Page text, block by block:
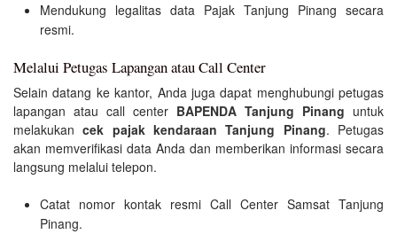
Mendukung legalitas data Pajak Tanjung Pinang secara
resmi.
Melalui Petugas Lapangan atau Call Center
Selain datang ke kantor, Anda juga dapat menghubungi petugas
lapangan atau call center BAPENDA Tanjung Pinang untuk
melakukancek pajak kendaraan Tanjung Pinang. Petugas
akan memverifikasi data Anda dan memberikan informasi secara
langsung melalui telepon.
Catat nomor kontak resmi Call Center Samsat Tanjung
Pinang.